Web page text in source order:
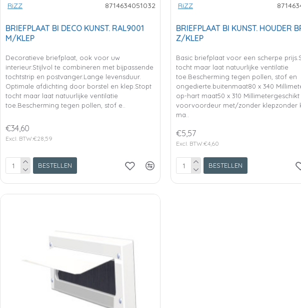
RiZZ 8714634051032
BRIEFPLAAT BI DECO KUNST. RAL9001
M/KLEP
Decoratieve briefplaat, ook voor uw
interieur.Stijlvol te combineren met bijpassende
tochtstrip en postvanger.Lange levensduur.
Optimale afdichting door borstel en klep.Stopt
tocht maar laat natuurlijke ventilatie
toe.Bescherming tegen pollen, stof e..
€34,60
Excl. BTW:€28,59
BESTELLEN
RiZZ
BRIEFPLAAT BI KUNST. HOUDER
Z/KLEP
Basic briefplaat voor een scherpe
tocht maar laat natuurlijke ventilatie
toe.Bescherming tegen pollen, stof en
ongedierte.buitenmaat80 x 340
op-hart maat50 x 310 Millimetergeschikt
voorvoordeur met/zonder klepzonder
ma..
€5,57
Excl. BTW:€4,60
BESTELLEN